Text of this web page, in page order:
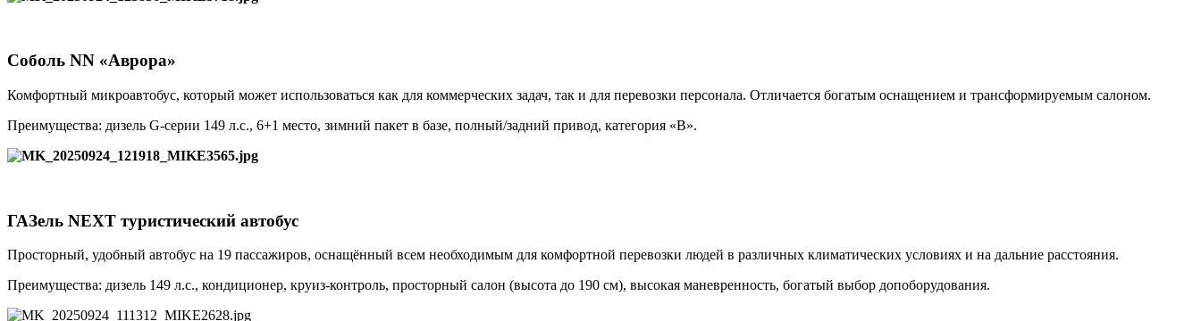
Соболь NN «Аврора»
Комфортный микроавтобус, который может использоваться как для коммерческих задач, так и для перевозки персонала. Отличается богатым оснащением и трансформируемым салоном.
Преимущества: дизель G-серии 149 л.с., 6+1 место, зимний пакет в базе, полный/задний привод, категория «В».
ГАЗель NEXT туристический автобус
Просторный, удобный автобус на 19 пассажиров, оснащённый всем необходимым для комфортной перевозки людей в различных климатических условиях и на дальние расстояния.
Преимущества: дизель 149 л.с., кондиционер, круиз-контроль, просторный салон (высота до 190 см), высокая маневренность, богатый выбор допоборудования.